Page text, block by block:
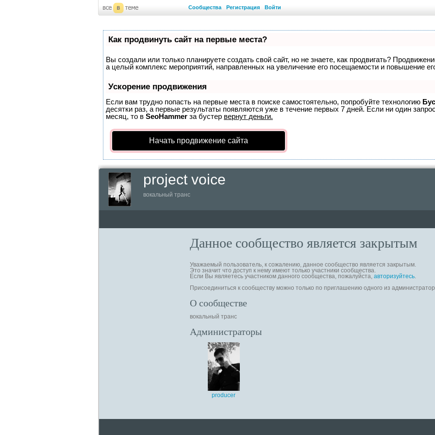
Сообщества Регистрация Войти
Как продвинуть сайт на первые места?
Вы создали или только планируете создать свой сайт, но не знаете, как продвигать?
а целый комплекс мероприятий, направленных на увеличение его посещаемости и повышение
Ускорение продвижения
Если вам трудно попасть на первые места в поиске самостоятельно, попробуйте технологию
десятки раз, а первые результаты появляются уже в течение первых 7 дней. Если ни один
месяц, то в SeoHammer за бустер вернут деньги.
Начать продвижение сайта
project voice
вокальный транс
Данное сообщество является закрытым
Уважаемый пользователь, к сожалению, данное сообщество является закрытым.
Это значит что доступ к нему имеют только участники сообщества.
Если Вы являетесь участником данного сообщества, пожалуйста, авторизуйтесь.
Присоединиться к сообществу можно только по приглашению одного из
О сообществе
вокальный транс
Администраторы
producer